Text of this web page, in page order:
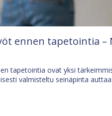
ennen tapetointia –
tapetointia ovat yksi
valmisteltu seinäpinta